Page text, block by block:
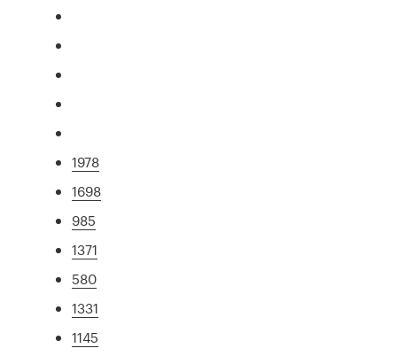
1978
1698
985
1371
580
1331
1145